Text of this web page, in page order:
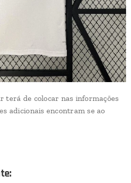
terá de colocar nas informações
adicionais encontram se ao